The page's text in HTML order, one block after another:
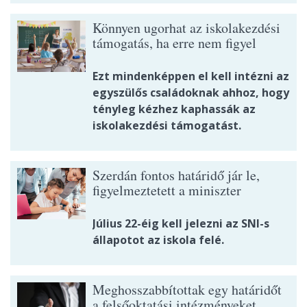
Könnyen ugorhat az iskolakezdési
támogatás, ha erre nem figyel
Ezt mindenképpen el kell intézni az
egyszülős családoknak ahhoz, hogy
tényleg kézhez kaphassák az
iskolakezdési támogatást.
Szerdán fontos határidő jár le,
figyelmeztetett a miniszter
Július 22-éig kell jelezni az SNI-s
állapotot az iskola felé.
Meghosszabbítottak egy határidőt